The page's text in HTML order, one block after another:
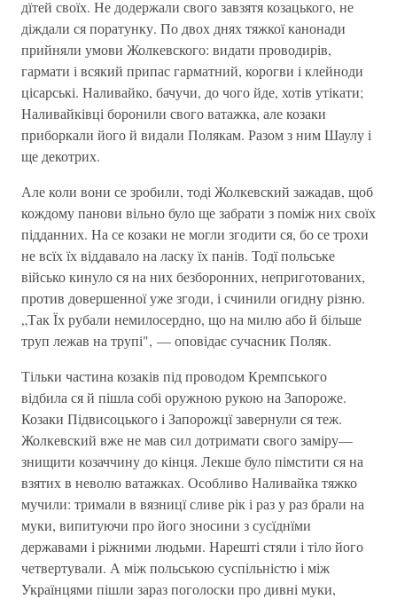
дїтей своїх. Не додержали свого завзятя козацького, не
діждали ся поратунку. По двох днях тяжкої канонади
прийняли умови Жолкевского: видати проводирів,
гармати і всякий припас гарматний, корогви і клейноди
цісарські. Наливайко, бачучи, до чого йде, хотів утікати;
Наливайківці боронили свого ватажка, але козаки
приборкали його й видали Полякам. Разом з ним Шаулу і
ще декотрих.
Але коли вони се зробили, тоді Жолкевский зажадав, щоб
кождому панови вільно було ще забрати з поміж них своїх
підданних. На се козаки не могли згодити ся, бо се трохи
не всїх їх віддавало на ласку їх панів. Тодї польське
військо кинуло ся на них безборонних, неприготованих,
против довершенної уже згоди, і счинили огидну різню.
„Так Їх рубали немилосердно, що на милю або й більше
труп лежав на трупі", — оповідає сучасник Поляк.
Тільки частина козаків під проводом Кремпського
відбила ся й пішла собі оружною рукою на Запороже.
Козаки Підвисоцького і Запорожцї завернули ся теж.
Жолкевский вже не мав сил дотримати свого заміру—
знищити козаччину до кінця. Лекше було пімстити ся на
взятих в неволю ватажках. Особливо Наливайка тяжко
мучили: тримали в вязницї сливе рік і раз у раз брали на
муки, випитуючи про його зносини з сусїднїми
державами і ріжними людьми. Нарешті стяли і тіло його
четвертували. А між польською суспільністю і між
Українцями пішли зараз поголоски про дивні муки,